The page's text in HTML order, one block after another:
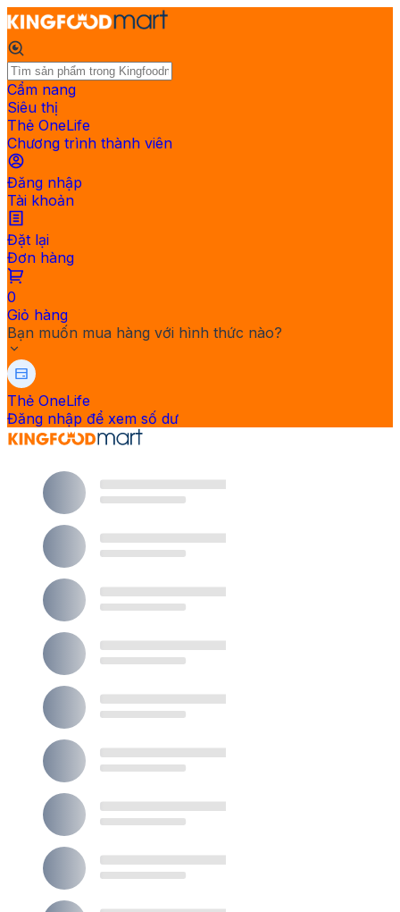
Cẩm nang
Siêu thị
Thẻ OneLife
Chương trình thành viên
Đăng nhập
Tài khoản
Đặt lại
Đơn hàng
0
Giỏ hàng
Bạn muốn mua hàng với hình thức nào?
Thẻ OneLife
Đăng nhập để xem số dư